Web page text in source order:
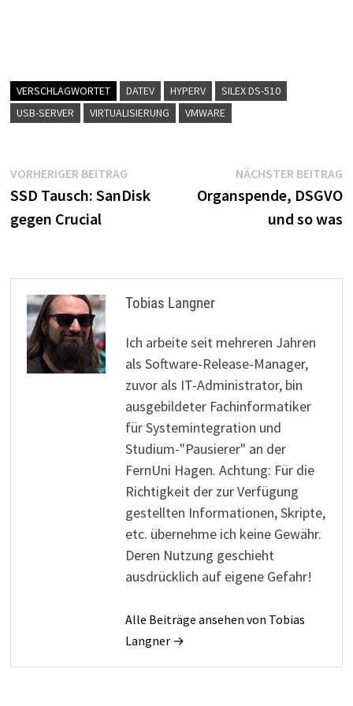
VERSCHLAGWORTET DATEV HYPERV
SILEX DS-510
USB-SERVER
VIRTUALISIERUNG VMWARE
Beitragsnavigation
VORHERIGER BEITRAGVorheriger
Beitrag:
SSD Tausch: SanDisk
gegen Crucial
NÄCHSTER BEITRAG
Organspende, DSGVO
und so was
Tobias Langner
Ich arbeite seit mehreren Jahren
als Software-Release-Manager,
zuvor als IT-Administrator, bin
ausgebildeter Fachinformatiker
für Systemintegration und
Studium-"Pausierer" an der
FernUni Hagen. Achtung: Für die
Richtigkeit der zur Verfügung
gestellten Informationen, Skripte,
etc. übernehme ich keine Gewähr.
Deren Nutzung geschieht
ausdrücklich auf eigene Gefahr!
Alle Beiträge ansehen von Tobias
Langner →